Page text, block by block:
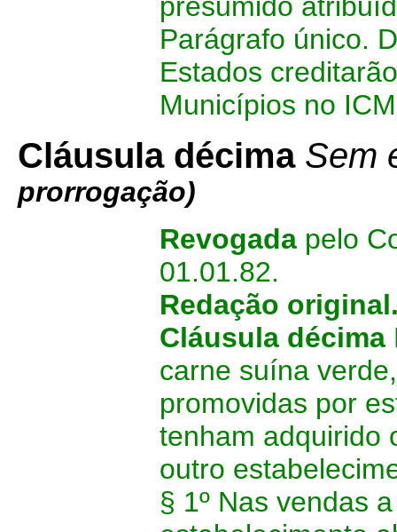
Parágrafo único.
Estados
Municípios no
Cláusula décima Sem
prorrogação)
Revogada pelo
01.01.82.
Redação
Cláusula décima
carne suína
promovidas por
tenham adquirido
outro
§ 1º Nas vendas